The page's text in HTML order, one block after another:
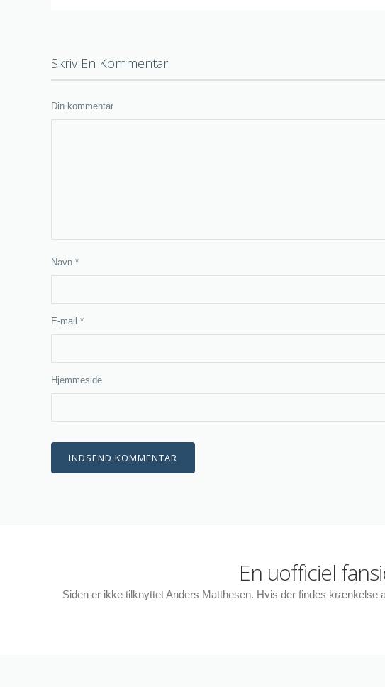
Skriv En Kommentar
Din kommentar
Navn *
E-mail *
Hjemmeside
En uofficiel
Siden er ikke tilknyttet Anders Matthesen. Hvis der findes